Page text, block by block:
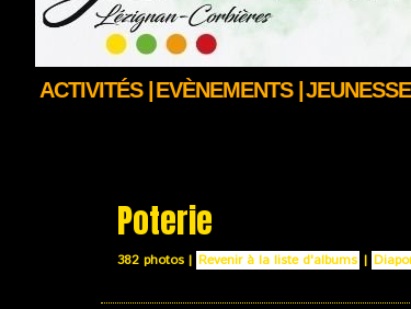
ACTIVITÉS | EVÈNEMENTS | JEUNESSE |
Poterie
382 photos | Revenir à la liste d'albums |